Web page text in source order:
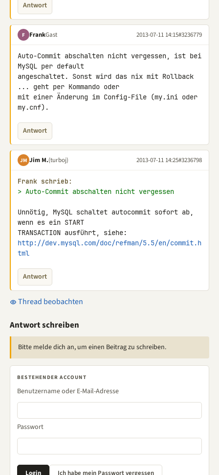
Antwort
F FrankGast 2013-07-11 14:15#3236779
Auto-Commit abschalten nicht vergessen, ist bei
MySQL per default
angeschaltet. Sonst wird das nix mit Rollback
... geht per Kommando oder
mit einer Änderung im Config-File (my.ini oder
my.cnf).
Antwort
JM Jim M.(turboj) 2013-07-11 14:25#3236798
Frank schrieb:
> Auto-Commit abschalten nicht vergessen
Unnötig, MySQL schaltet autocommit sofort ab,
wenn es ein START
http://dev.mysql.com/doc/refman/5.5/en/commit.h
tml
Antwort
Thread beobachten
Antwort schreiben
Bitte melde dich an, um einen Beitrag zu schreiben.
BESTEHENDER ACCOUNT
Benutzername oder E-Mail-Adresse
Passwort